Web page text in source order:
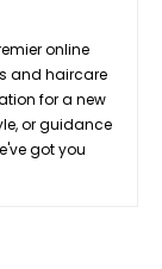
online
and haircare
for a new
or guidance
got you